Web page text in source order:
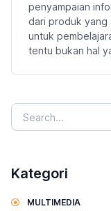
penyampaian
dari produk yang
untuk
tentu bukan hal
Kategori
MULTIMEDIA